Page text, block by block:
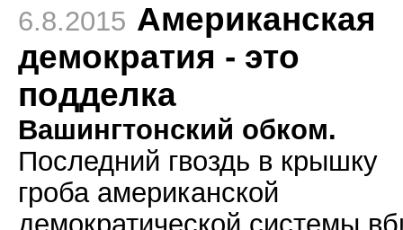
6.8.2015 Американская
демократия - это
подделка
Вашингтонский обком.
Последний гвоздь в крышку
гроба американской
демократической системы